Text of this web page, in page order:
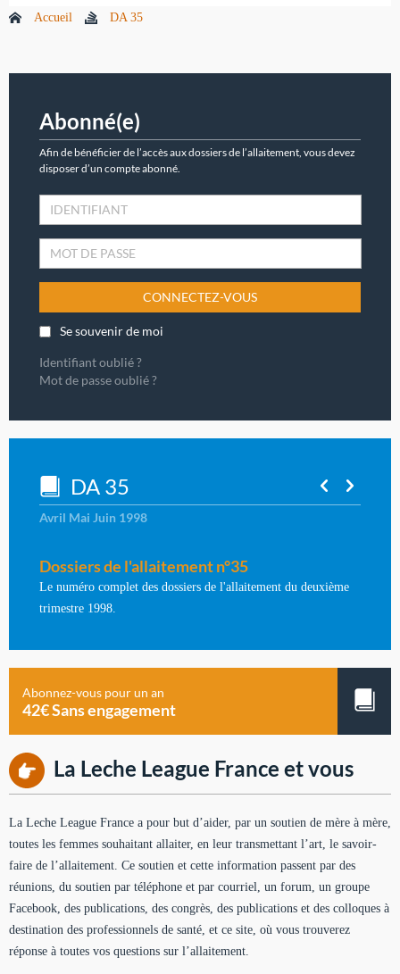
Accueil DA 35
Abonné(e)
Afin de bénéficier de l’accès aux dossiers de l’allaitement, vous devez
disposer d’un compte abonné.
CONNECTEZ-VOUS
Se souvenir de moi
Identifiant oublié ?
Mot de passe oublié ?
DA 35
Avril Mai Juin 1998
Dossiers de l'allaitement n°35
Le numéro complet des dossiers de l'allaitement du deuxième
trimestre 1998.
Abonnez-vous pour un an
42€ Sans engagement
La Leche League France et vous
La Leche League France a pour but d’aider, par un soutien de mère à mère,
toutes les femmes souhaitant allaiter, en leur transmettant l’art, le savoir-
faire de l’allaitement. Ce soutien et cette information passent par des
réunions, du soutien par téléphone et par courriel, un forum, un groupe
Facebook, des publications, des congrès, des publications et des colloques à
destination des professionnels de santé, et ce site, où vous trouverez
réponse à toutes vos questions sur l’allaitement.